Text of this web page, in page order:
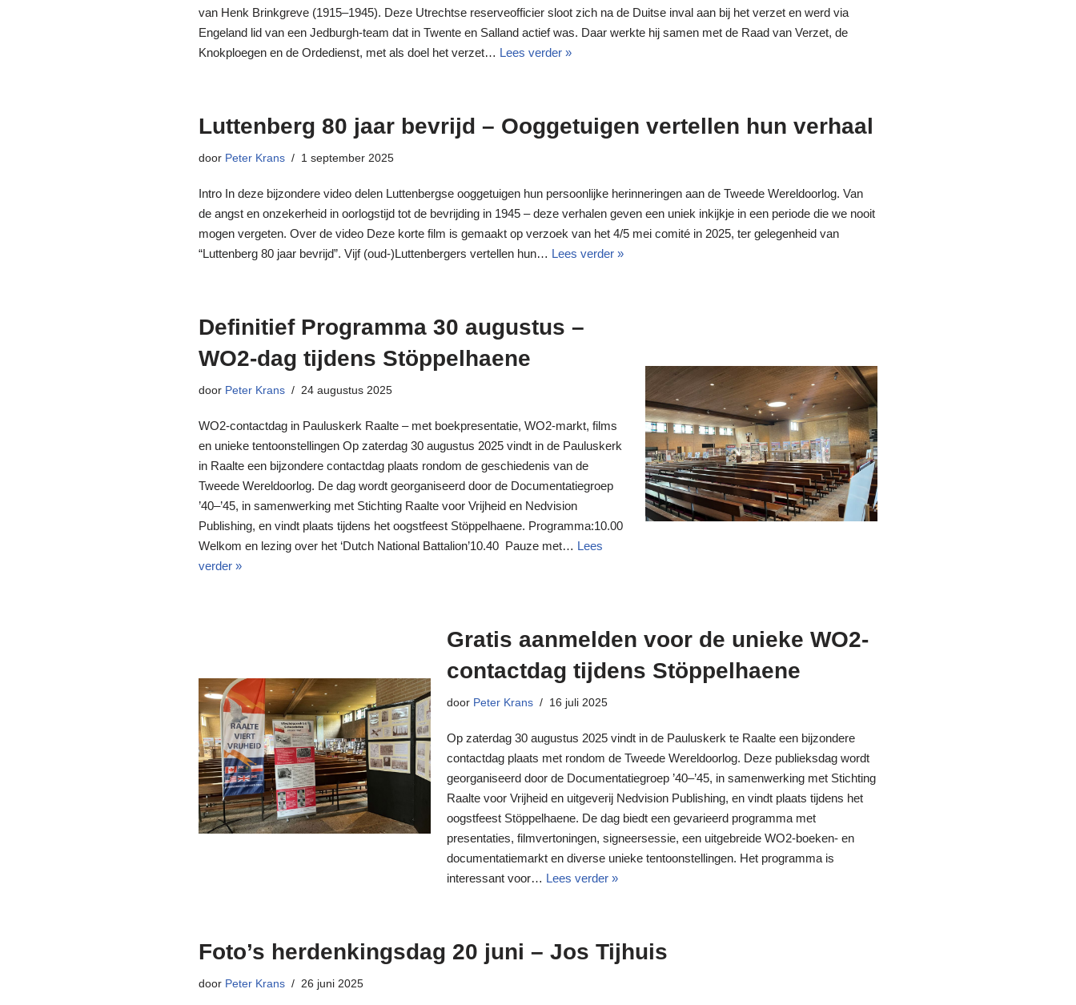
van Henk Brinkgreve (1915–1945). Deze Utrechtse reserveofficier sloot zich na de Duitse inval aan bij het verzet en werd via
Engeland lid van een Jedburgh-team dat in Twente en Salland actief was. Daar werkte hij samen met de Raad van Verzet, de
Knokploegen en de Ordedienst, met als doel het verzet… Lees verder »
Luttenberg 80 jaar bevrijd – Ooggetuigen vertellen hun verhaal
door Peter Krans 1 september 2025
Intro In deze bijzondere video delen Luttenbergse ooggetuigen hun persoonlijke herinneringen aan de Tweede Wereldoorlog. Van
de angst en onzekerheid in oorlogstijd tot de bevrijding in 1945 – deze verhalen geven een uniek inkijkje in een periode die we nooit
mogen vergeten. Over de video Deze korte film is gemaakt op verzoek van het 4/5 mei comité in 2025, ter gelegenheid van
“Luttenberg 80 jaar bevrijd”. Vijf (oud-)Luttenbergers vertellen hun… Lees verder »
Definitief Programma 30 augustus –
WO2-dag tijdens Stöppelhaene
door Peter Krans 24 augustus 2025
WO2-contactdag in Pauluskerk Raalte – met boekpresentatie, WO2-markt, films
en unieke tentoonstellingen Op zaterdag 30 augustus 2025 vindt in de Pauluskerk
in Raalte een bijzondere contactdag plaats rondom de geschiedenis van de
Tweede Wereldoorlog. De dag wordt georganiseerd door de Documentatiegroep
’40–’45, in samenwerking met Stichting Raalte voor Vrijheid en Nedvision
Publishing, en vindt plaats tijdens het oogstfeest Stöppelhaene. Programma:10.00
Welkom en lezing over het ‘Dutch National Battalion’10.40 Pauze met… Lees
verder »
Gratis aanmelden voor de unieke WO2-
contactdag tijdens Stöppelhaene
door Peter Krans 16 juli 2025
Op zaterdag 30 augustus 2025 vindt in de Pauluskerk te Raalte een bijzondere
contactdag plaats met rondom de Tweede Wereldoorlog. Deze publieksdag wordt
georganiseerd door de Documentatiegroep ’40–’45, in samenwerking met Stichting
Raalte voor Vrijheid en uitgeverij Nedvision Publishing, en vindt plaats tijdens het
oogstfeest Stöppelhaene. De dag biedt een gevarieerd programma met
presentaties, filmvertoningen, signeersessie, een uitgebreide WO2-boeken- en
documentatiemarkt en diverse unieke tentoonstellingen. Het programma is
interessant voor… Lees verder »
Foto’s herdenkingsdag 20 juni – Jos Tijhuis
door Peter Krans 26 juni 2025